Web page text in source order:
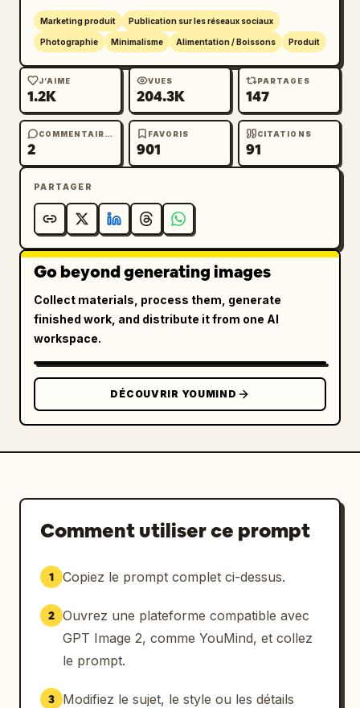
Marketing produit Publication sur les réseaux sociaux
Photographie Minimalisme Alimentation / Boissons Produit
J’AIME
1.2K
VUES
204.3K
PARTAGES
147
COMMENTAIRES
2
FAVORIS
901
CITATIONS
91
PARTAGER
Go beyond generating images
Collect materials, process them, generate
finished work, and distribute it from one AI
workspace.
DÉCOUVRIR YOUMIND
Comment utiliser ce prompt
1 Copiez le prompt complet ci-dessus.
2 Ouvrez une plateforme compatible avec
GPT Image 2, comme YouMind, et collez
le prompt.
3
Modifiez le sujet, le style ou les détails